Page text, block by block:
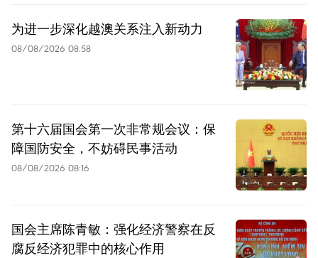
为进一步深化越澳关系注入新动力
08/08/2026 08:58
第十六届国会第一次非常规会议：保
障国防安全，不妨碍民事活动
08/08/2026 08:16
国会主席陈青敏：强化经济警察在反
腐反经济犯罪中的核心作用